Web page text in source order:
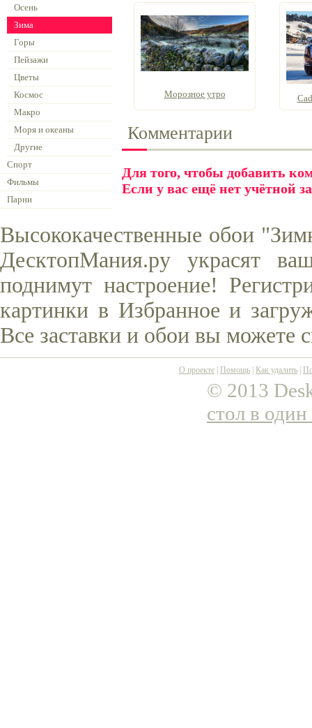
Осень
Зима
Горы
Пейзажи
Цветы
Космос
Макро
Моря и океаны
Другие
Спорт
Фильмы
Парни
Морозное утро
Комментарии
Для того, чтобы добавить
Если у вас ещё нет учётной
Высококачественные обои
ДесктопМания.ру украсят
поднимут настроение!
картинки в Избранное и
Все заставки и обои вы можете
О проекте Помощь Как удалить
© 2013
стол в